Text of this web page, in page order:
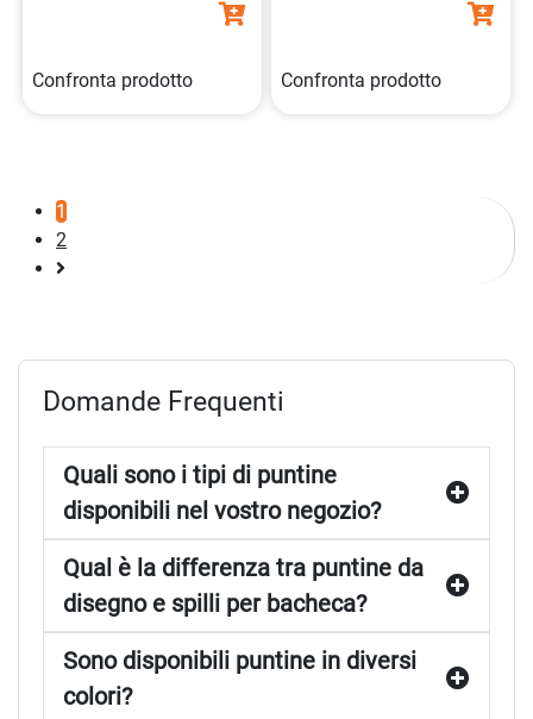
Confronta prodotto Confronta prodotto
1
2
Domande Frequenti
Quali sono i tipi di puntine
disponibili nel vostro negozio?
Qual è la differenza tra puntine da
disegno e spilli per bacheca?
Sono disponibili puntine in diversi
colori?